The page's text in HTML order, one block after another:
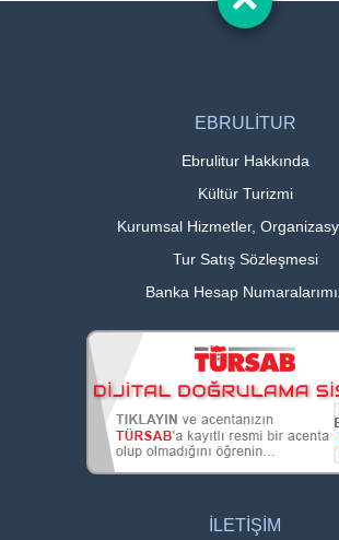
EBRULİTUR
Ebrulitur Hakkında
Kültür Turizmi
Kurumsal Hizmetler,
Tur Satış Sözleşmesi
Banka Hesap
İLETİŞİM